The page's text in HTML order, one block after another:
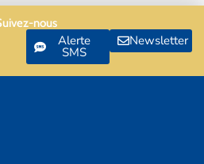
nous
Alerte
SMS
Newsletter